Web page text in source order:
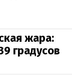
жара:
градусов